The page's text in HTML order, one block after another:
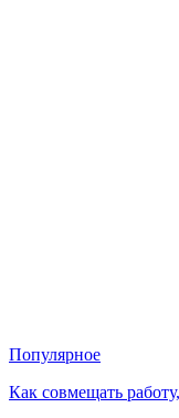
Популярное
Как совмещать